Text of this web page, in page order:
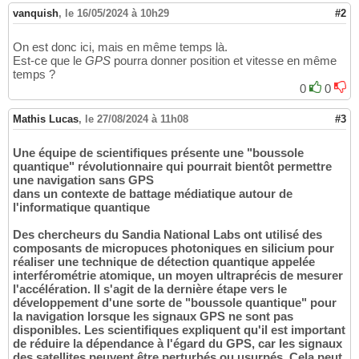
vanquish, le 16/05/2024 à 10h29 #2
On est donc ici, mais en même temps là.
Est-ce que le GPS pourra donner position et vitesse en même
temps ?
0
0
Mathis Lucas, le 27/08/2024 à 11h08 #3
Une équipe de scientifiques présente une "boussole
quantique" révolutionnaire qui pourrait bientôt permettre
une navigation sans GPS
dans un contexte de battage médiatique autour de
l'informatique quantique
Des chercheurs du Sandia National Labs ont utilisé des
composants de micropuces photoniques en silicium pour
réaliser une technique de détection quantique appelée
interférométrie atomique, un moyen ultraprécis de mesurer
l'accélération. Il s'agit de la dernière étape vers le
développement d'une sorte de "boussole quantique" pour
la navigation lorsque les signaux GPS ne sont pas
disponibles. Les scientifiques expliquent qu'il est important
de réduire la dépendance à l'égard du GPS, car les signaux